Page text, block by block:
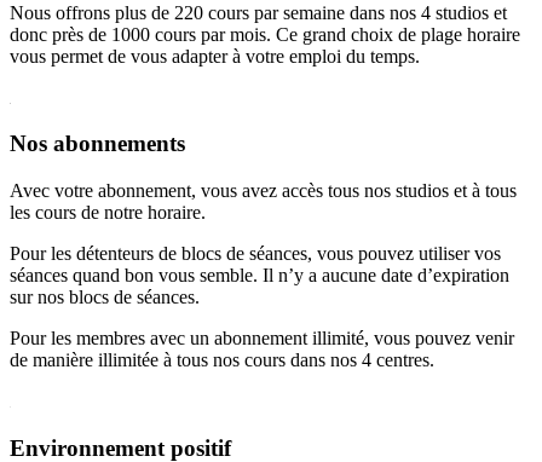
Nous offrons plus de 220 cours par semaine dans nos 4 studios et
donc près de 1000 cours par mois. Ce grand choix de plage horaire
vous permet de vous adapter à votre emploi du temps.
Nos abonnements
Avec votre abonnement, vous avez accès tous nos studios et à tous
les cours de notre horaire.
Pour les détenteurs de blocs de séances, vous pouvez utiliser vos
séances quand bon vous semble. Il n’y a aucune date d’expiration
sur nos blocs de séances.
Pour les membres avec un abonnement illimité, vous pouvez venir
de manière illimitée à tous nos cours dans nos 4 centres.
Environnement positif